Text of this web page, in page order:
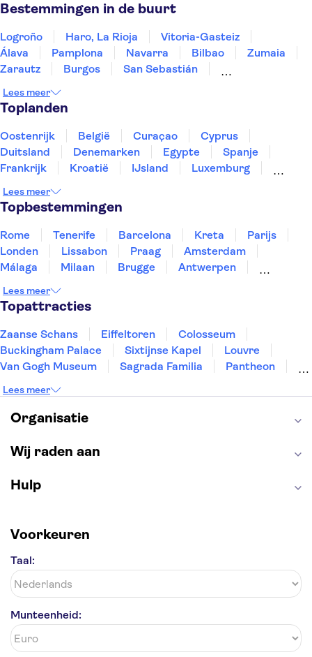
Bestemmingen in de buurt
Logroño Haro, La Rioja
Vitoria-Gasteiz
Álava
Pamplona Navarra Bilbao
Zumaia
Zarautz
Burgos
San Sebastián
Santillana del Mar
Lees meer
Toplanden
Oostenrijk België Curaçao
Cyprus
Duitsland
Denemarken Egypte
Spanje
Frankrijk
Kroatië IJsland
Luxemburg
Slovenië
Thailand
Lees meer
Topbestemmingen
Rome Tenerife Barcelona Kreta
Parijs
Londen
Lissabon Praag
Amsterdam
Málaga
Milaan Brugge
Antwerpen
Eindhoven
Lees meer
Topattracties
Zaanse Schans Eiffeltoren
Colosseum
Buckingham Palace
Sixtijnse Kapel
Louvre
Van Gogh Museum
Sagrada Familia
Pantheon
Keukenhof
ARTIS
Edinburgh Castle
Alcatraz
Park Güell
Lees meer
Organisatie
Wij raden aan
Hulp
Voorkeuren
Taal:
Munteenheid: